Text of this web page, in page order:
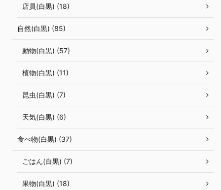
店員(白黒) (18)
自然(白黒) (85)
動物(白黒) (57)
植物(白黒) (11)
昆虫(白黒) (7)
天気(白黒) (6)
食べ物(白黒) (37)
ごはん(白黒) (7)
果物(白黒) (18)